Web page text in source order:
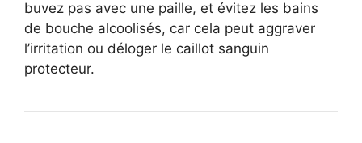
buvez pas avec une paille, et évitez les bains
de bouche alcoolisés, car cela peut aggraver
l’irritation ou déloger le caillot sanguin
protecteur.